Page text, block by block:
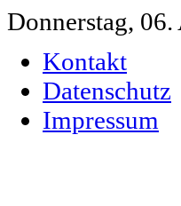
Donnerstag,
Kontakt
Datenschutz
Impressum